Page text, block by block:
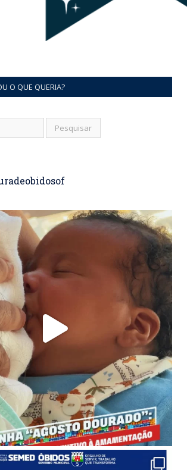
O QUE QUERIA?